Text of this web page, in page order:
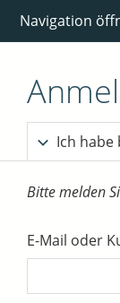
Navigation
Ich habe
Bitte melden
E-Mail oder